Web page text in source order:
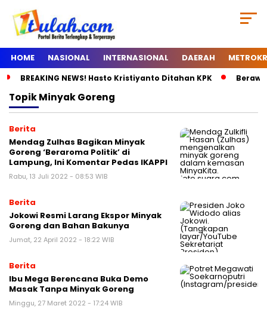
HOME NASIONAL INTERNASIONAL DAERAH
BREAKING NEWS! Hasto Kristiyanto Ditahan KPK
TopikMinyak Goreng
Berita
Mendag Zulhas Bagikan Minyak
Goreng ‘Beraroma Politik’ di
Lampung, Ini Komentar Pedas IKAPPI
Rabu, 13 Juli 2022 - 08:53 WIB
Berita
Jokowi Resmi Larang Ekspor Minyak
Goreng dan Bahan Bakunya
Jumat, 22 April 2022 - 18:22 WIB
Berita
Ibu Mega Berencana Buka Demo
Masak Tanpa Minyak Goreng
Minggu, 27 Maret 2022 - 17:24 WIB